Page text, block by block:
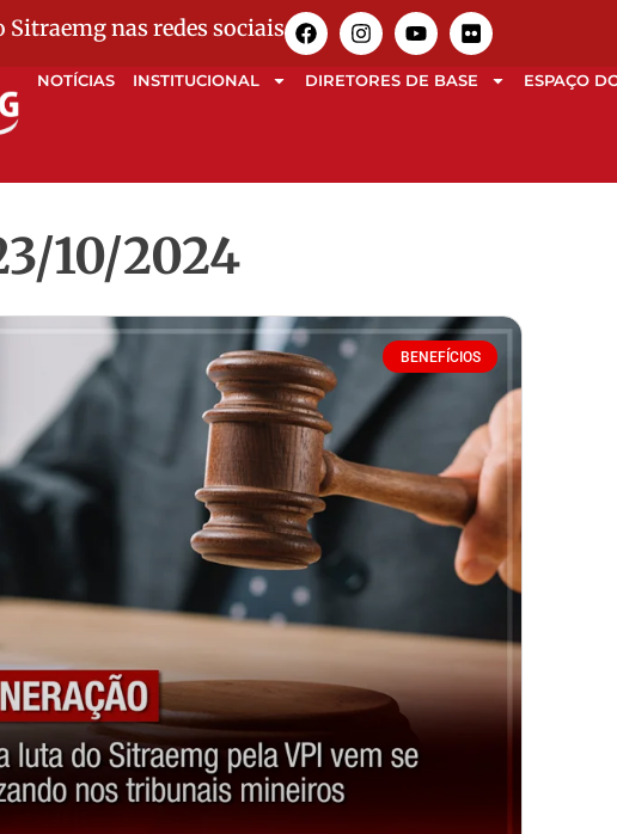
Sitraemg nas redes sociais
NOTÍCIAS INSTITUCIONAL DIRETORES DE BASE ESPAÇO
10/2024
BENEFÍCIOS